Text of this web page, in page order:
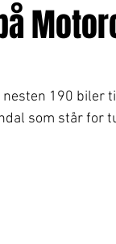
190 biler
som står for